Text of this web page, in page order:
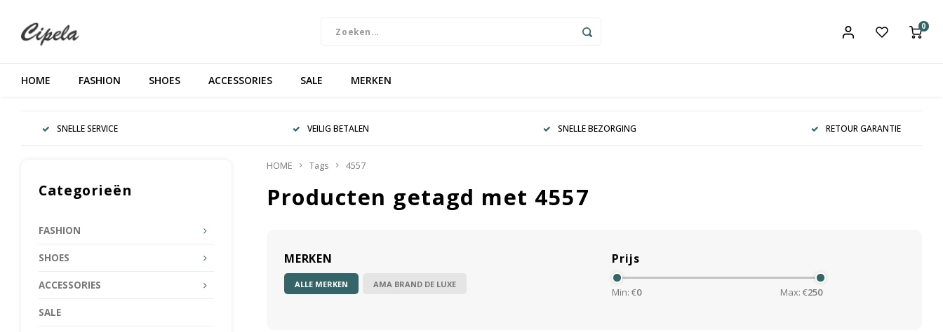
0
HOME FASHION SHOES ACCESSORIES SALE MERKEN
SNELLE SERVICE VEILIG BETALEN SNELLE BEZORGING RETOUR GARANTIE
Categorieën
FASHION
SHOES
ACCESSORIES
SALE
HOME Tags 4557
Producten getagd met 4557
MERKEN
ALLE MERKEN AMA BRAND DE LUXE
Prijs
Min: €0 Max: €250